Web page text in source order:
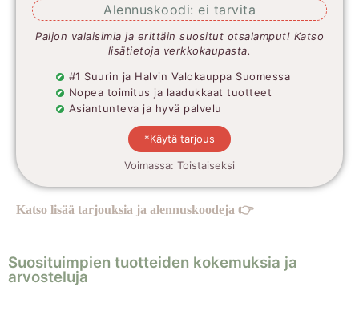
Alennuskoodi: ei tarvita
Paljon valaisimia ja erittäin suositut otsalamput! Katso
lisätietoja verkkokaupasta.
#1 Suurin ja Halvin Valokauppa Suomessa
Nopea toimitus ja laadukkaat tuotteet
Asiantunteva ja hyvä palvelu
*Käytä tarjous
Voimassa: Toistaiseksi
Katso lisää tarjouksia ja alennuskoodeja 👉
Suosituimpien tuotteiden kokemuksia ja
arvosteluja